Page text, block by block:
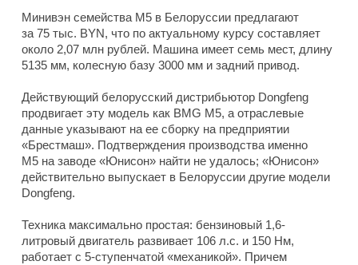
Минивэн семейства M5 в Белоруссии предлагают
за 75 тыс. BYN, что по актуальному курсу составляет
около 2,07 млн рублей. Машина имеет семь мест, длину
5135 мм, колесную базу 3000 мм и задний привод.
Действующий белорусский дистрибьютор Dongfeng
продвигает эту модель как BMG M5, а отраслевые
данные указывают на ее сборку на предприятии
«Брестмаш». Подтверждения производства именно
M5 на заводе «Юнисон» найти не удалось; «Юнисон»
действительно выпускает в Белоруссии другие модели
Dongfeng.
Техника максимально простая: бензиновый 1,6-
литровый двигатель развивает 106 л.с. и 150 Нм,
работает с 5-ступенчатой «механикой». Причем